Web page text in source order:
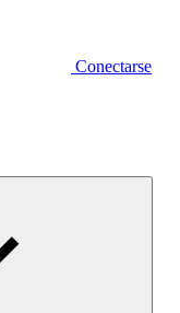
Conectarse